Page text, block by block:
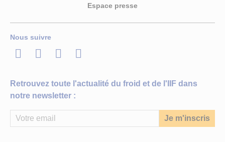
Espace presse
Nous suivre
LinkedInTwitterFacebook
Youtube
Retrouvez toute l'actualité du froid et de l'IIF dans
notre newsletter :